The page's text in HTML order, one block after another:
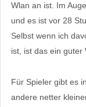
Wlan an ist. Im
und es ist vor 28
Selbst wenn ich
ist, ist das ein guter
Für Spieler gibt es
andere netter